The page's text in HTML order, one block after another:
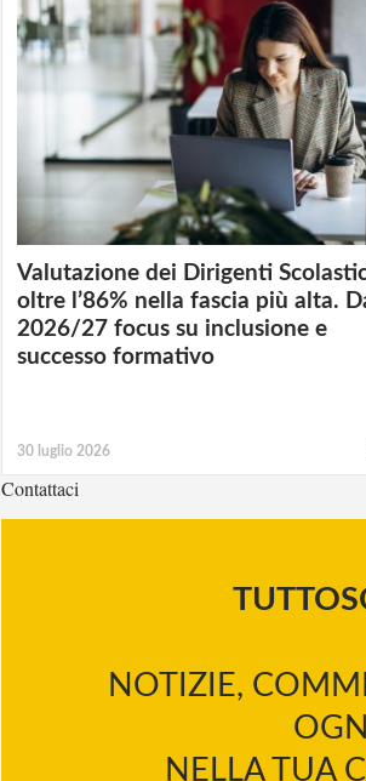
Valutazione dei Dirigenti
oltre l’86% nella fascia più alta.
2026/27 focus su inclusione e
successo formativo
30 luglio 2026
Contattaci
NOTIZIE,
NELLA TUA